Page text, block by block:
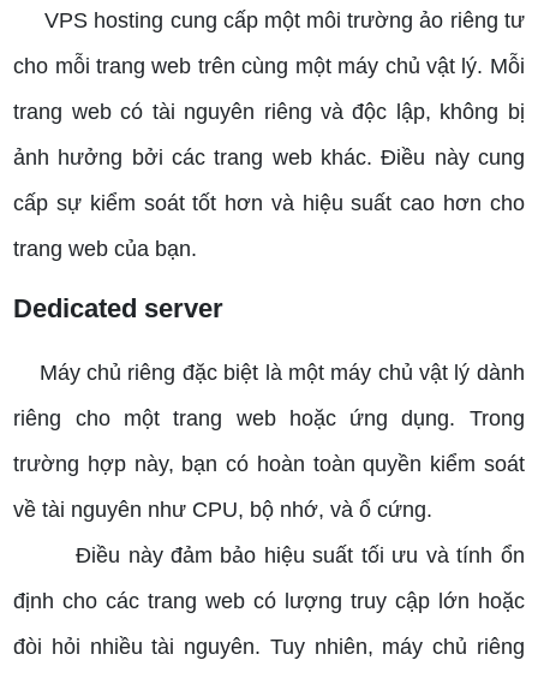
VPS hosting cung cấp một môi trường ảo riêng tư
cho mỗi trang web trên cùng một máy chủ vật lý. Mỗi
trang web có tài nguyên riêng và độc lập, không bị
ảnh hưởng bởi các trang web khác. Điều này cung
cấp sự kiểm soát tốt hơn và hiệu suất cao hơn cho
trang web của bạn.
Dedicated server
Máy chủ riêng đặc biệt là một máy chủ vật lý dành
riêng cho một trang web hoặc ứng dụng. Trong
trường hợp này, bạn có hoàn toàn quyền kiểm soát
về tài nguyên như CPU, bộ nhớ, và ổ cứng.
Điều này đảm bảo hiệu suất tối ưu và tính ổn
định cho các trang web có lượng truy cập lớn hoặc
đòi hỏi nhiều tài nguyên. Tuy nhiên, máy chủ riêng